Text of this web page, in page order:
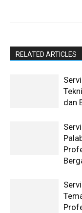
RELATED ARTICLES
dan